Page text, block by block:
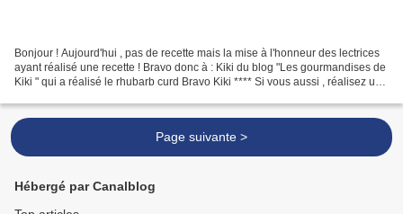
Bonjour ! Aujourd'hui , pas de recette mais la mise à l'honneur des lectrices
ayant réalisé une recette ! Bravo donc à : Kiki du blog "Les gourmandises de
Kiki " qui a réalisé le rhubarb curd Bravo Kiki **** Si vous aussi , réalisez une
Page suivante >
Hébergé par Canalblog